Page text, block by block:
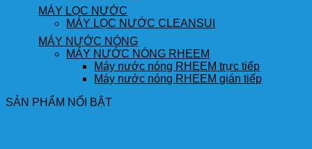
MÁY LỌC NƯỚC
MÁY LỌC NƯỚC CLEANSUI
MÁY NƯỚC NÓNG
MÁY NƯỚC NÓNG RHEEM
Máy nước nóng RHEEM trực tiếp
Máy nước nóng RHEEM gián tiếp
SẢN PHẨM NỔI BẬT